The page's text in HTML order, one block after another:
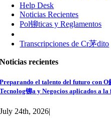
Help Desk
Noticias Recientes
Pol铆ticas y Reglamentos
Transcripciones de Cr茅dito
Noticias recientes
Preparando el talento del futuro con
Tecnolog铆a y Negocios aplicados a
July 24th, 2026|